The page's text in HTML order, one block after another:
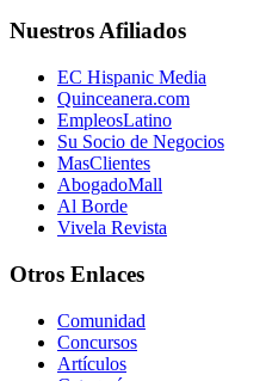
Nuestros Afiliados
EC Hispanic Media
Quinceanera.com
EmpleosLatino
Su Socio de Negocios
MasClientes
AbogadoMall
Al Borde
Vivela Revista
Otros Enlaces
Comunidad
Concursos
Artículos